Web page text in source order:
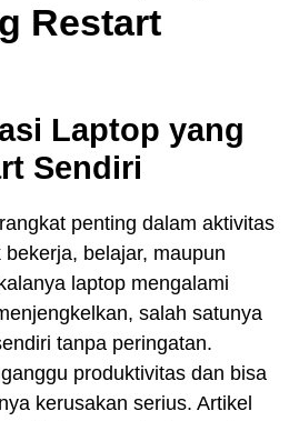
Restart
Laptop yang
Sendiri
penting dalam aktivitas
belajar, maupun
laptop mengalami
salah satunya
tanpa peringatan.
produktivitas dan bisa
kerusakan serius. Artikel